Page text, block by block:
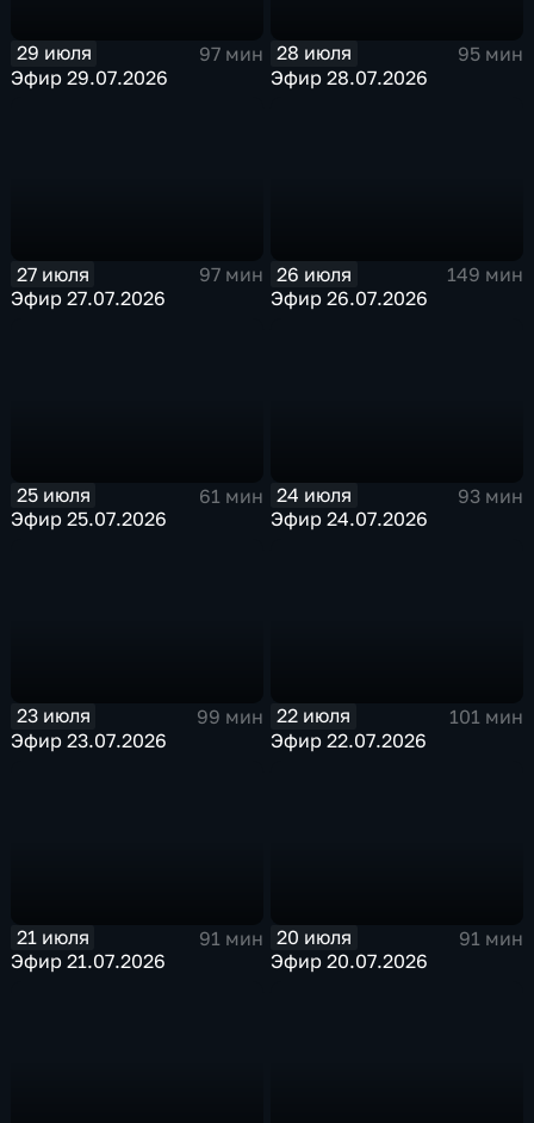
29 июля
97 мин
Эфир 29.07.2026
28 июля
95 мин
Эфир 28.07.2026
27 июля
97 мин
Эфир 27.07.2026
26 июля
149 мин
Эфир 26.07.2026
25 июля
61 мин
Эфир 25.07.2026
24 июля
93 мин
Эфир 24.07.2026
23 июля
99 мин
Эфир 23.07.2026
22 июля
101 мин
Эфир 22.07.2026
21 июля
91 мин
Эфир 21.07.2026
20 июля
91 мин
Эфир 20.07.2026